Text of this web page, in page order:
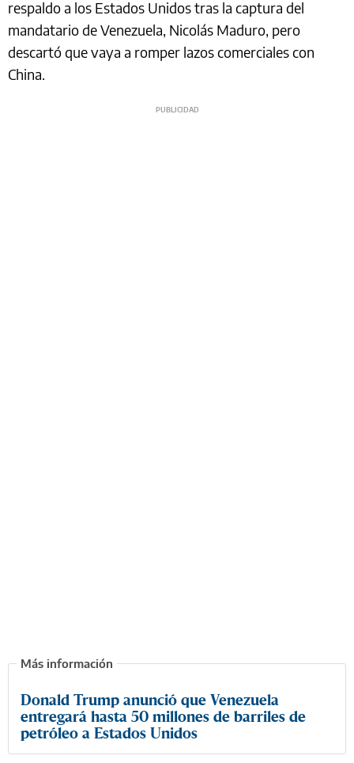
respaldo a los Estados Unidos tras la captura del
mandatario de Venezuela, Nicolás Maduro, pero
descartó que vaya a romper lazos comerciales con
China.
Donald Trump anunció que Venezuela
entregará hasta 50 millones de barriles de
petróleo a Estados Unidos